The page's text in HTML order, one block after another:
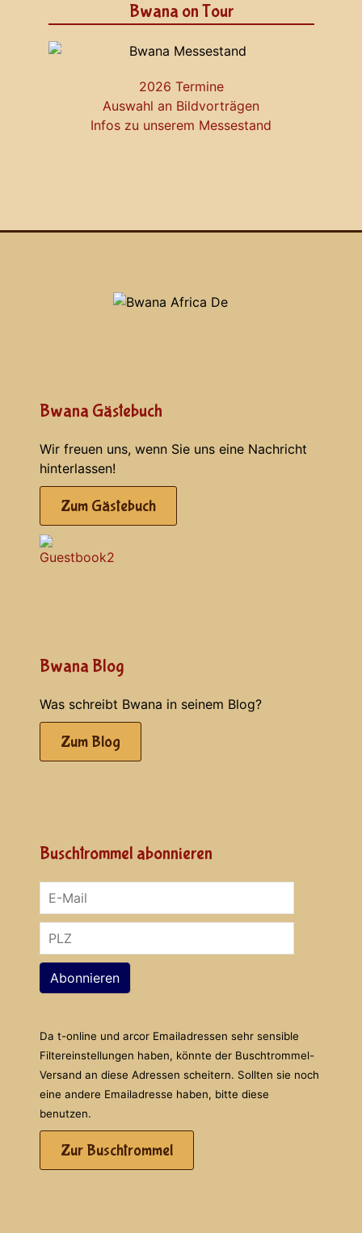
Bwana on Tour
2026 Termine
Auswahl an Bildvorträgen
Infos zu unserem Messestand
Bwana Gästebuch
Wir freuen uns, wenn Sie uns eine Nachricht
hinterlassen!
Zum Gästebuch
Bwana Blog
Was schreibt Bwana in seinem Blog?
Zum Blog
Buschtrommel abonnieren
Abonnieren
Da t-online und arcor Emailadressen sehr sensible
Filtereinstellungen haben, könnte der Buschtrommel-
Versand an diese Adressen scheitern. Sollten sie noch
eine andere Emailadresse haben, bitte diese
benutzen.
Zur Buschtrommel